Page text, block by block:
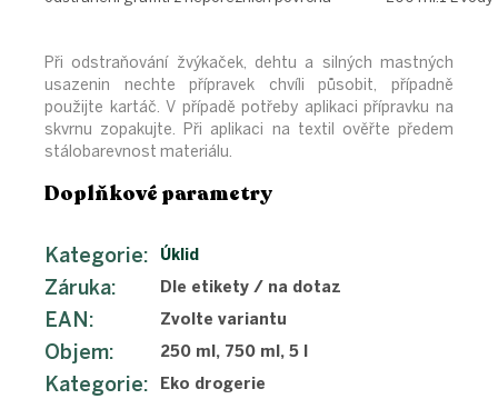
Při odstraňování žvýkaček, dehtu a silných mastných
usazenin nechte přípravek chvíli působit, případně
použijte kartáč. V případě potřeby aplikaci přípravku na
skvrnu zopakujte. Při aplikaci na textil ověřte předem
stálobarevnost materiálu.
Doplňkové parametry
Kategorie: Úklid
Záruka: Dle etikety / na dotaz
EAN: Zvolte variantu
Objem: 250 ml, 750 ml, 5 l
Kategorie: Eko drogerie